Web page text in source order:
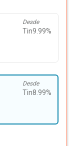
Desde
Tin9.99%
Desde
Tin8.99%